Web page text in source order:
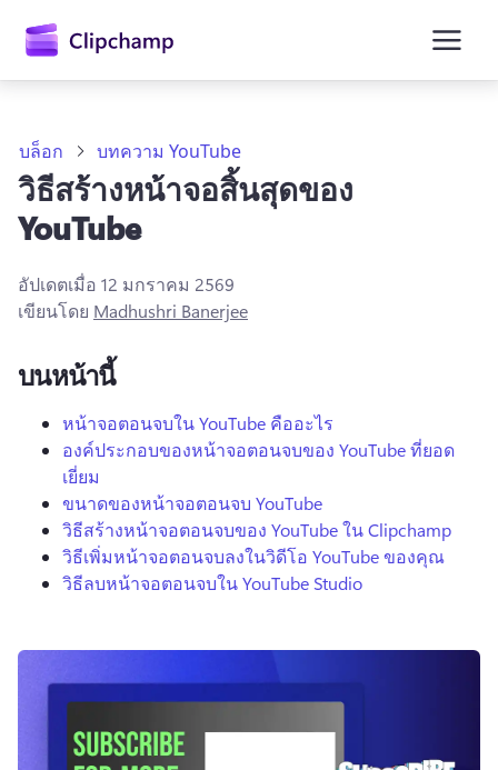
เนื้อหา
หลัก
ลงชื่อเข้าใช้
ลองใช้ฟรี
บล็อก บทความ YouTube
วิธีสร้างหน้าจอสิ้นสุดของ
YouTube
อัปเดตเมื่อ 12 มกราคม 2569
เขียนโดย Madhushri Banerjee
บนหน้านี้
หน้าจอตอนจบใน YouTube คืออะไร
องค์ประกอบของหน้าจอตอนจบของ YouTube ที่ยอด
เยี่ยม
ขนาดของหน้าจอตอนจบ YouTube
วิธีสร้างหน้าจอตอนจบของ YouTube ใน Clipchamp
วิธีเพิ่มหน้าจอตอนจบลงในวิดีโอ YouTube ของคุณ
วิธีลบหน้าจอตอนจบใน YouTube Studio